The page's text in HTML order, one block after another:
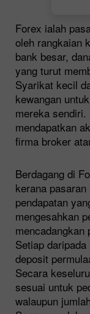
Forex ialah
oleh rangkaian
bank besar,
yang turut
Syarikat kecil
kewangan
mereka
mendapatkan
firma broker
Berdagang di
kerana
pendapatan
mengesahkan
mencadangkan
Setiap
deposit
Secara
sesuai untuk
walaupun